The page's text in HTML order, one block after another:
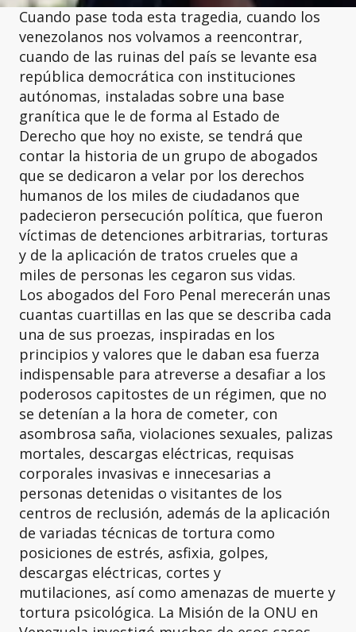
Cuando pase toda esta tragedia, cuando los
venezolanos nos volvamos a reencontrar,
cuando de las ruinas del país se levante esa
república democrática con instituciones
autónomas, instaladas sobre una base
granítica que le de forma al Estado de
Derecho que hoy no existe, se tendrá que
contar la historia de un grupo de abogados
que se dedicaron a velar por los derechos
humanos de los miles de ciudadanos que
padecieron persecución política, que fueron
víctimas de detenciones arbitrarias, torturas
y de la aplicación de tratos crueles que a
miles de personas les cegaron sus vidas.
Los abogados del Foro Penal merecerán unas
cuantas cuartillas en las que se describa cada
una de sus proezas, inspiradas en los
principios y valores que le daban esa fuerza
indispensable para atreverse a desafiar a los
poderosos capitostes de un régimen, que no
se detenían a la hora de cometer, con
asombrosa saña, violaciones sexuales, palizas
mortales, descargas eléctricas, requisas
corporales invasivas e innecesarias a
personas detenidas o visitantes de los
centros de reclusión, además de la aplicación
de variadas técnicas de tortura como
posiciones de estrés, asfixia, golpes,
descargas eléctricas, cortes y
mutilaciones, así como amenazas de muerte y
tortura psicológica. La Misión de la ONU en